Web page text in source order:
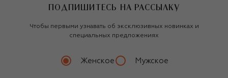
ПОДПИШИТЕСЬ НА РАССЫЛКУ
Чтобы первыми узнавать об эксклюзивных новинках и
специальных предложениях
Женское Мужское